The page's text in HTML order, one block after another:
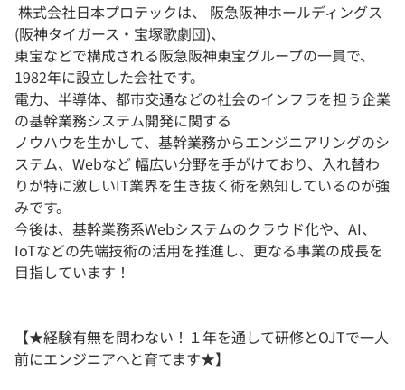
株式会社日本プロテックは、 阪急阪神ホールディングス
(阪神タイガース・宝塚歌劇団)、
東宝などで構成される阪急阪神東宝グループの一員で、
1982年に設立した会社です。
電力、半導体、都市交通などの社会のインフラを担う企業
の基幹業務システム開発に関する
ノウハウを生かして、基幹業務からエンジニアリングのシ
ステム、Webなど 幅広い分野を手がけており、入れ替わ
りが特に激しいIT業界を生き抜く術を熟知しているのが強
みです。
今後は、基幹業務系Webシステムのクラウド化や、AI、
IoTなどの先端技術の活用を推進し、更なる事業の成長を
目指しています！
【★経験有無を問わない！１年を通して研修とOJTで一人
前にエンジニアへと育てます★】